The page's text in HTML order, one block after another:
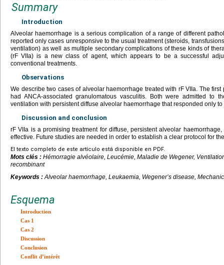
Summary
Introduction
Alveolar haemorrhage is a serious complication of a range of different
reported only cases unresponsive to the usual treatment (steroids,
ventilation) as well as multiple secondary complications of these kinds of
(rF VIIa) is a new class of agent, which appears to be a successful
conventional treatments.
Observations
We describe two cases of alveolar haemorrhage treated with rF VIIa. The
had ANCA-associated granulomatous vasculitis. Both were admitted to
ventilation with persistent diffuse alveolar haemorrhage that responded only
Discussion and conclusion
rF VIIa is a promising treatment for diffuse, persistent alveolar
effective. Future studies are needed in order to establish a clear protocol for
El texto completo de este artículo está disponible en PDF.
Mots clés : Hémorragie alvéolaire, Leucémie, Maladie de Wegener,
recombinant
Keywords :Alveolar haemorrhage, Leukaemia, Wegener’s disease,
Esquema
Introduction
Cas 1
Cas 2
Discussion
Conclusion
Conflit d’intérêt